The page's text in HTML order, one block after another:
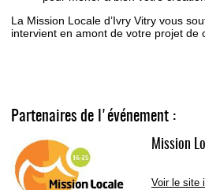
La Mission Locale d’Ivry Vitry vous
intervient en amont de votre projet de
Partenaires de l'événement :
Mission
Voir le site